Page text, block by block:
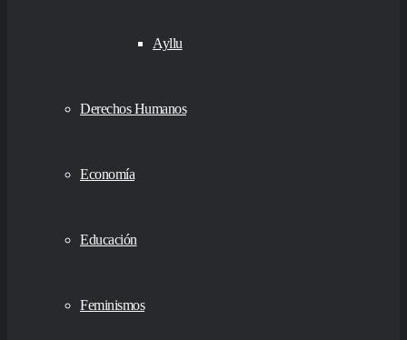
Ayllu
Derechos Humanos
Economía
Educación
Feminismos